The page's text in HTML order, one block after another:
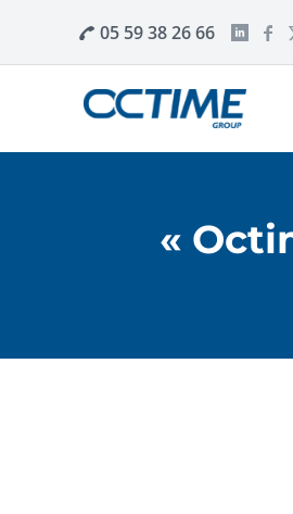
05 59 38 26 66
«